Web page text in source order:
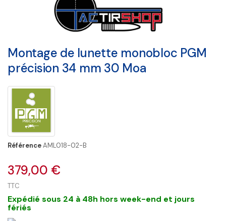
Montage de lunette monobloc PGM
précision 34 mm 30 Moa
RéférenceAML018-02-B
379,00 €
TTC
Expédié sous 24 à 48h hors week-end et jours
fériés